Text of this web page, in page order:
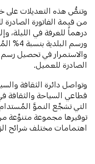
ورسم
الصادرة للعميل.
وتواصل دائرة الثقافة
قطاعي السياحة والثقافة
التي تشجِّع النموَّ
توفيرها مجموعة متنوِّعة
اهتمامات مختلف شرائح